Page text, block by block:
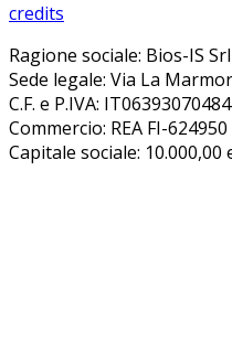
credits
Ragione sociale: Bios-IS
Sede legale: Via La
C.F. e P.IVA:
Commercio: REA FI-624950
Capitale sociale: 10.000,00